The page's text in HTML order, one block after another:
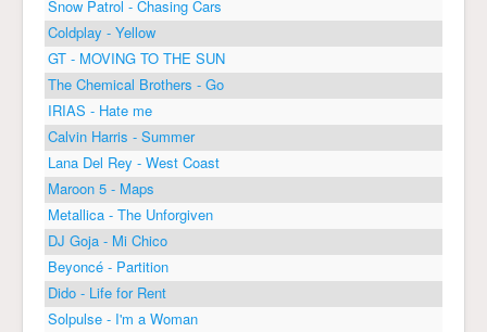
Snow Patrol - Chasing Cars
Coldplay - Yellow
GT - MOVING TO THE SUN
The Chemical Brothers - Go
IRIAS - Hate me
Calvin Harris - Summer
Lana Del Rey - West Coast
Maroon 5 - Maps
Metallica - The Unforgiven
DJ Goja - Mi Chico
Beyoncé - Partition
Dido - Life for Rent
Solpulse - I'm a Woman